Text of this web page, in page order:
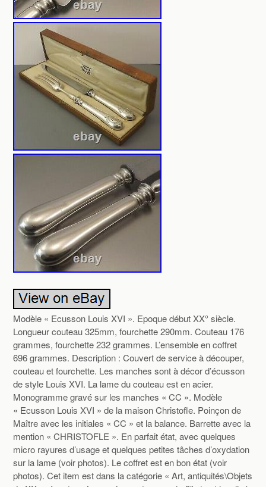
Modèle « Ecusson Louis XVI ». Epoque début XX° siècle.
Longueur couteau 325mm, fourchette 290mm. Couteau 176
grammes, fourchette 232 grammes. L’ensemble en coffret
696 grammes. Description : Couvert de service à découper,
couteau et fourchette. Les manches sont à décor d’écusson
de style Louis XVI. La lame du couteau est en acier.
Monogramme gravé sur les manches « CC ». Modèle
« Ecusson Louis XVI » de la maison Christofle. Poinçon de
Maître avec les initiales « CC » et la balance. Barrette avec la
mention « CHRISTOFLE ». En parfait état, avec quelques
micro rayures d’usage et quelques petites tâches d’oxydation
sur la lame (voir photos). Le coffret est en bon état (voir
photos). Cet item est dans la catégorie « Art, antiquités\Objets